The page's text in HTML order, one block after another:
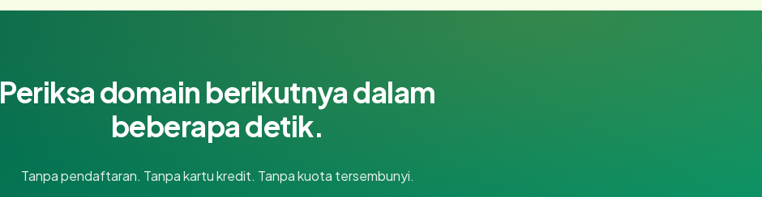
Periksa domain berikutnya dalam
beberapa detik.
Tanpa pendaftaran. Tanpa kartu kredit. Tanpa kuota tersembunyi.